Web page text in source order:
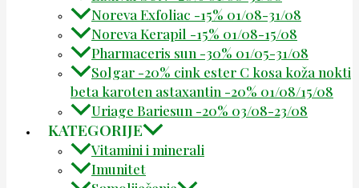
Noreva Exfoliac -15% 01/08-31/08
Noreva Kerapil -15% 01/08-15/08
Pharmaceris sun -30% 01/05-31/08
Solgar -20% cink ester C kosa koža nokti
beta karoten astaxantin -20% 01/08/15/08
Uriage Bariesun -20% 03/08-23/08
KATEGORIJE
Vitamini i minerali
Imunitet